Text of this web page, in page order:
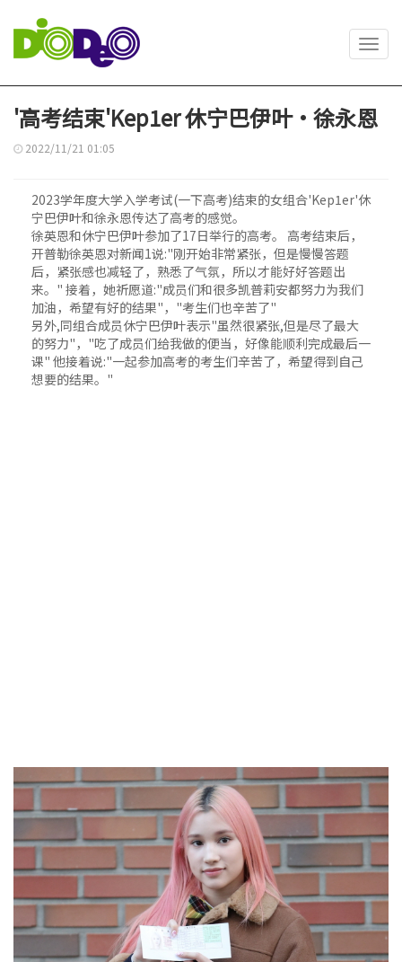
'高考结束'Kep1er 休宁巴伊叶·徐永恩
2022/11/21 01:05
2023学年度大学入学考试(一下高考)结束的女组合'Kep1er'休
宁巴伊叶和徐永恩传达了高考的感觉。
徐英恩和休宁巴伊叶参加了17日举行的高考。 高考结束后，
开普勒徐英恩对新闻1说:"刚开始非常紧张，但是慢慢答题
后，紧张感也减轻了，熟悉了气氛，所以才能好好答题出
来。" 接着，她祈愿道:"成员们和很多凯普莉安都努力为我们
加油，希望有好的结果"，"考生们也辛苦了"
另外,同组合成员休宁巴伊叶表示"虽然很紧张,但是尽了最大
的努力"，"吃了成员们给我做的便当，好像能顺利完成最后一
课" 他接着说:"一起参加高考的考生们辛苦了，希望得到自己
想要的结果。"